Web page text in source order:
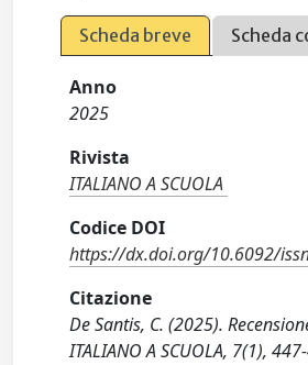
Scheda breve Scheda
Anno
2025
Rivista
ITALIANO A SCUOLA
Codice DOI
https://dx.doi.org/10.6092/
Citazione
De Santis, C. (2025).
ITALIANO A SCUOLA, 7(1),